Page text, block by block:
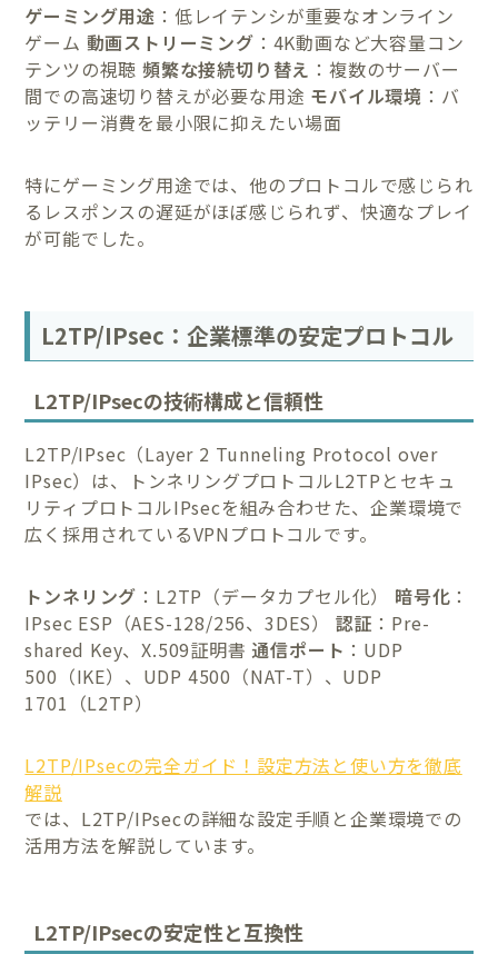
ゲーミング用途 ：低レイテンシが重要なオンライン
ゲーム 動画ストリーミング ：4K動画など大容量コン
テンツの視聴頻繁な接続切り替え ：複数のサーバー
間での高速切り替えが必要な用途 モバイル環境 ：バ
ッテリー消費を最小限に抑えたい場面
特にゲーミング用途では、他のプロトコルで感じられ
るレスポンスの遅延がほぼ感じられず、快適なプレイ
が可能でした。
L2TP/IPsec：企業標準の安定プロトコル
L2TP/IPsecの技術構成と信頼性
L2TP/IPsec（Layer 2 Tunneling Protocol over
IPsec）は、トンネリングプロトコルL2TPとセキュ
リティプロトコルIPsecを組み合わせた、企業環境で
広く採用されているVPNプロトコルです。
トンネリング ：L2TP（データカプセル化） 暗号化 ：
IPsec ESP（AES-128/256、3DES） 認証 ：Pre-
shared Key、X.509証明書 通信ポート ：UDP
500（IKE）、UDP 4500（NAT-T）、UDP
1701（L2TP）
L2TP/IPsecの完全ガイド！設定方法と使い方を徹底
解説
では、L2TP/IPsecの詳細な設定手順と企業環境での
活用方法を解説しています。
L2TP/IPsecの安定性と互換性